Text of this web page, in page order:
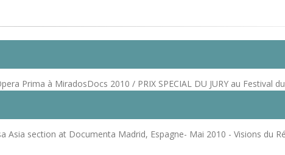
Prima à MiradosDocs 2010 / PRIX SPECIAL DU JURY au Festival
section at Documenta Madrid, Espagne- Mai 2010 - Visions du